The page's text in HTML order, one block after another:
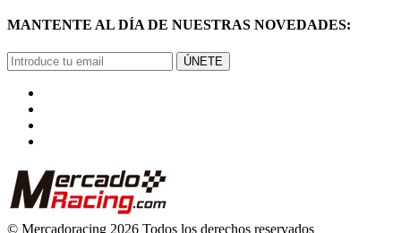
© Mercadoracing 2026 Todos los derechos reservados
Términos y condiciones de uso, normas y política de privacidad.